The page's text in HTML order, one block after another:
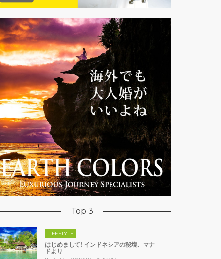
Top 3
LIFESTYLE
はじめまして! インドネシアの秘境、マナ
ドより